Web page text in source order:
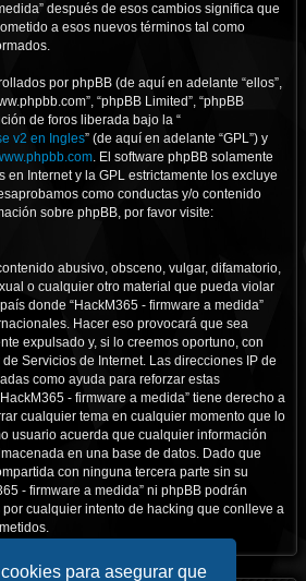
para asegurar que
después de esos cambios significa que
a esos nuevos términos tal como
por phpBB (de aquí en adelante “ellos”,
“phpBB Limited”, “phpBB
de foros liberada bajo la “
v2 en Ingles” (de aquí en adelante “GPL”) y
. El software phpBB solamente
en Internet y la GPL estrictamente los excluye
como conductas y/o contenido
sobre phpBB, por favor visite:
abusivo, obsceno, vulgar, difamatorio,
o cualquier otro material que pueda violar
donde “HackM365 - firmware a medida”
Hacer eso provocará que sea
expulsado y, si lo creemos oportuno, con
Servicios de Internet. Las direcciones IP de
como ayuda para reforzar estas
- firmware a medida” tiene derecho a
cualquier tema en cualquier momento que lo
usuario acuerda que cualquier información
en una base de datos. Dado que
con ninguna tercera parte sin su
- firmware a medida” ni phpBB podrán
cualquier intento de hacking que conlleve a